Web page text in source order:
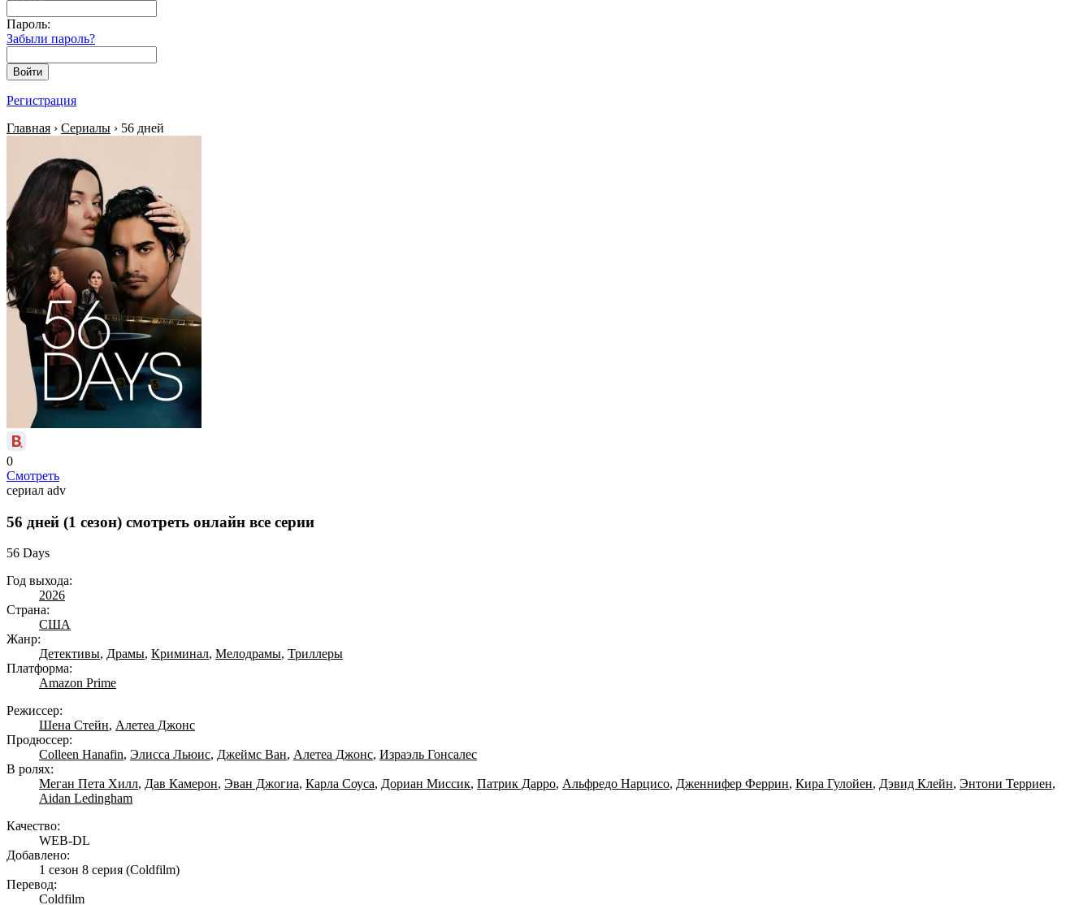
Пароль:
Забыли пароль?
Войти
Регистрация
Главная › Сериалы › 56 дней
0
Смотреть
сериал adv
56 дней (1 сезон) смотреть онлайн все серии
56 Days
Год выхода:
2026
Страна:
США
Жанр:
Детективы, Драмы, Криминал, Мелодрамы, Триллеры
Платформа:
Amazon Prime
Режиссер:
Шена Стейн, Алетеа Джонс
Продюссер:
Colleen Hanafin, Элисса Льюис, Джеймс Ван, Алетеа Джонс, Израэль Гонсалес
В ролях:
Меган Пета Хилл, Дав Камерон, Эван Джогиа, Карла Соуса, Дориан Миссик, Патрик Дарро, Альфредо Нарцисо, Дженнифер Феррин, Кира Гулойен, Дэвид Клейн, Энтони Терриен,
Aidan Ledingham
Качество:
WEB-DL
Добавлено:
1 сезон 8 серия (Coldfilm)
Перевод:
Coldfilm